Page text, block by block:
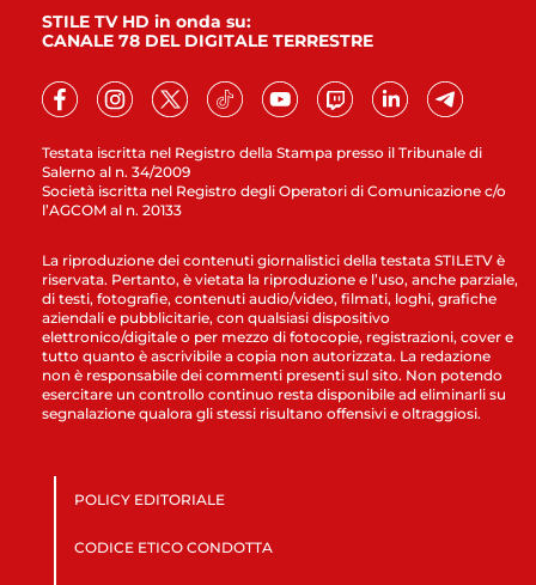
Testata iscritta nel Registro della Stampa presso il Tribunale di
Salerno al n. 34/2009
Società iscritta nel Registro degli Operatori di Comunicazione c/o
l’AGCOM al n. 20133
STILE TV HD in onda su:
CANALE 78 DEL DIGITALE TERRESTRE
La riproduzione dei contenuti giornalistici della testata STILETV è
riservata. Pertanto, è vietata la riproduzione e l’uso, anche parziale,
di testi, fotografie, contenuti audio/video, filmati, loghi, grafiche
aziendali e pubblicitarie, con qualsiasi dispositivo
elettronico/digitale o per mezzo di fotocopie, registrazioni, cover e
tutto quanto è ascrivibile a copia non autorizzata. La redazione
non è responsabile dei commenti presenti sul sito. Non potendo
esercitare un controllo continuo resta disponibile ad eliminarli su
segnalazione qualora gli stessi risultano offensivi e oltraggiosi.
POLICY EDITORIALE
CODICE ETICO CONDOTTA